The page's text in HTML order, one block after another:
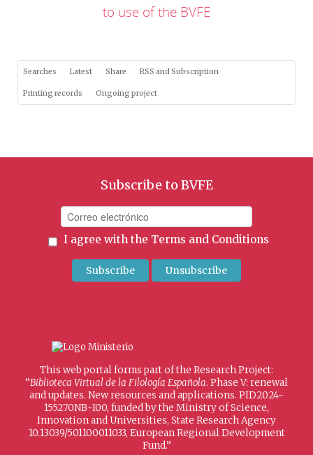
to use of the BVFE
Searches Latest Share RSS and Subscription
Printing records Ongoing project
Subscribe to BVFE
I agree with the Terms and Conditions
This web portal forms part of the Research Project:
“Biblioteca Virtual de la Filología Española. Phase V: renewal
and updates. New resources and applications. PID2024-
155270NB-I00, funded by the Ministry of Science,
Innovation and Universities, State Research Agency
10.13039/501100011033, European Regional Development
Fund.”